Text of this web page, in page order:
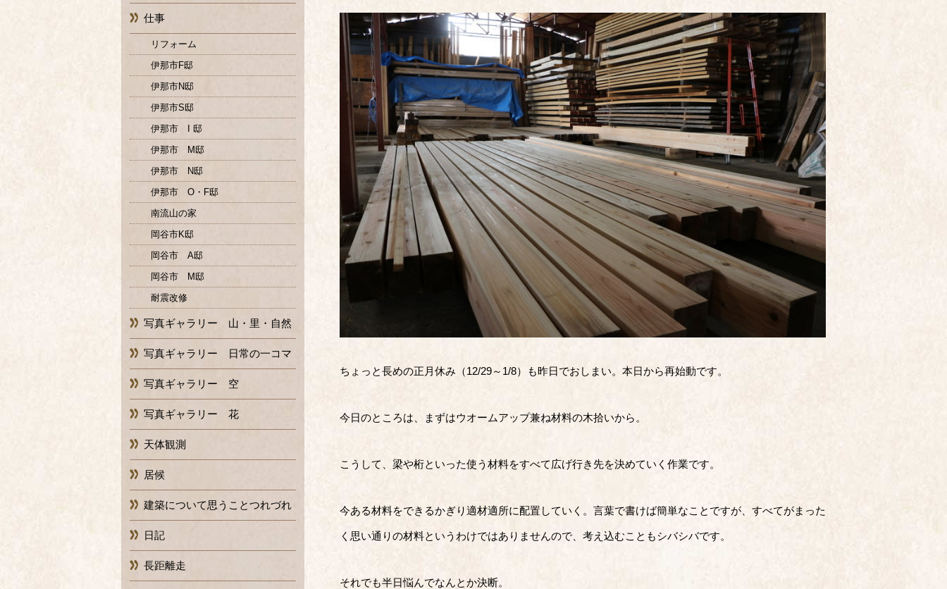
ちょっと長めの正月休み（12/29～1/8）も昨日でおしまい。本日から再始動です。
今日のところは、まずはウオームアップ兼ね材料の木拾いから。
こうして、梁や桁といった使う材料をすべて広げ行き先を決めていく作業です。
今ある材料をできるかぎり適材適所に配置していく。言葉で書けば簡単なことですが、すべてがまった
く思い通りの材料というわけではありませんので、考え込むこともシバシバです。
それでも半日悩んでなんとか決断。
仕事
リフォーム
伊那市F邸
伊那市N邸
伊那市S邸
伊那市 I 邸
伊那市 M邸
伊那市 N邸
伊那市 O・F邸
南流山の家
岡谷市K邸
岡谷市 A邸
岡谷市 M邸
耐震改修
写真ギャラリー 山・里・自然
写真ギャラリー 日常の一コマ
写真ギャラリー 空
写真ギャラリー 花
天体観測
居候
建築について思うことつれづれ
日記
長距離走